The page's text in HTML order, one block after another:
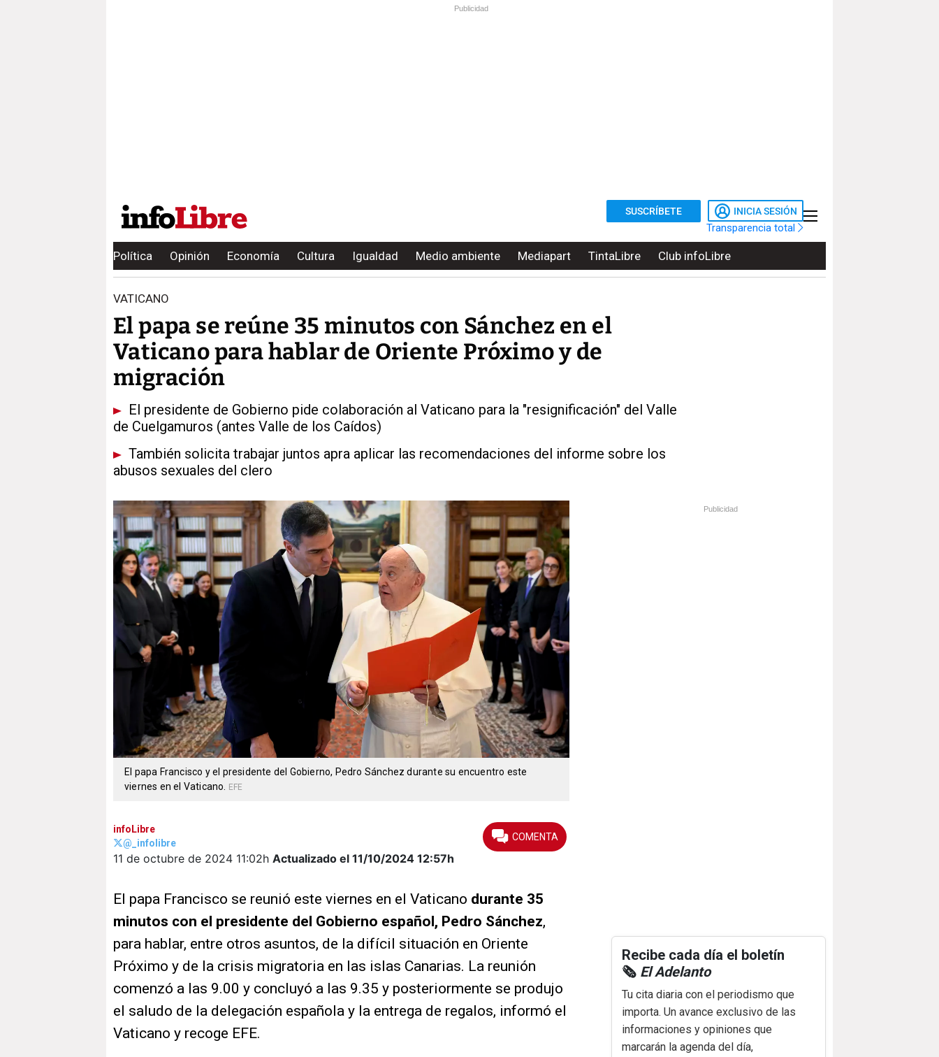
Publicidad
SUSCRÍBETE INICIA SESIÓN
Transparencia total
Política Opinión Economía Cultura Igualdad Medio ambiente Mediapart TintaLibre Club infoLibre
VATICANO
El papa se reúne 35 minutos con Sánchez en el
Vaticano para hablar de Oriente Próximo y de
migración
El presidente de Gobierno pide colaboración al Vaticano para la "resignificación" del Valle
de Cuelgamuros (antes Valle de los Caídos)
También solicita trabajar juntos apra aplicar las recomendaciones del informe sobre los
abusos sexuales del clero
El papa Francisco y el presidente del Gobierno, Pedro Sánchez durante su encuentro este
viernes en el Vaticano.
EFE
infoLibre
@_infolibre
11 de octubre de 2024 11:02h Actualizado el 11/10/2024 12:57h
El papa Francisco se reunió este viernes en el Vaticano durante 35
minutos con el presidente del Gobierno español, Pedro Sánchez,
para hablar, entre otros asuntos, de la difícil situación en Oriente
Próximo y de la crisis migratoria en las islas Canarias. La reunión
comenzó a las 9.00 y concluyó a las 9.35 y posteriormente se produjo
el saludo de la delegación española y la entrega de regalos, informó el
Vaticano y recoge EFE.
Publicidad
Recibe cada día el boletín
🗞️ El Adelanto
Tu cita diaria con el periodismo que
importa. Un avance exclusivo de las
informaciones y opiniones que
marcarán la agenda del día,